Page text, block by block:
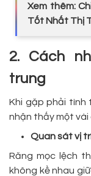
Xem thêm:
Tốt Nhất Thị
2. Cách
trung
Khi gặp phải tình
nhận thấy một vài
Quan sát vị
Răng mọc lệch
không kề nhau